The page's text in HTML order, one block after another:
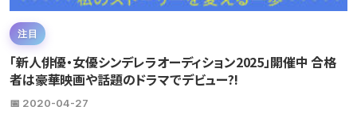
注目
「新人俳優・女優シンデレラオーディション2025」開催中 合格
者は豪華映画や話題のドラマでデビュー?!
📅 2020-04-27